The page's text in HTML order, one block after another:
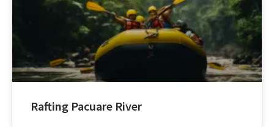
Rafting Pacuare River